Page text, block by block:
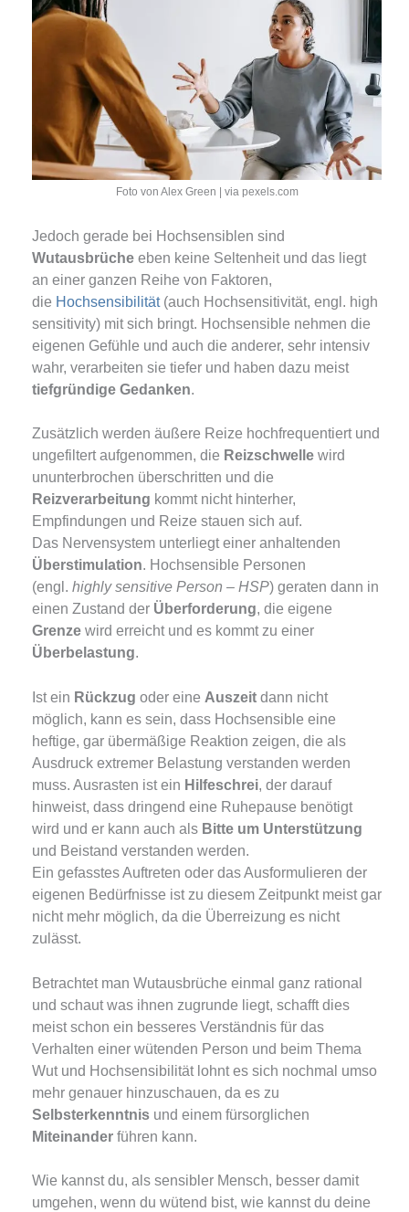
Foto von Alex Green | via pexels.com
Jedoch gerade bei Hochsensiblen sind
Wutausbrüche eben keine Seltenheit und das liegt
an einer ganzen Reihe von Faktoren,
die Hochsensibilität (auch Hochsensitivität, engl. high
sensitivity) mit sich bringt. Hochsensible nehmen die
eigenen Gefühle und auch die anderer, sehr intensiv
wahr, verarbeiten sie tiefer und haben dazu meist
tiefgründige Gedanken.
Zusätzlich werden äußere Reize hochfrequentiert und
ungefiltert aufgenommen, die Reizschwelle wird
ununterbrochen überschritten und die
Reizverarbeitung kommt nicht hinterher,
Empfindungen und Reize stauen sich auf.
Das Nervensystem unterliegt einer anhaltenden
Überstimulation. Hochsensible Personen
(engl. highly sensitive Person – HSP) geraten dann in
einen Zustand der Überforderung, die eigene
Grenze wird erreicht und es kommt zu einer
Überbelastung.
Ist ein Rückzug oder eine Auszeit dann nicht
möglich, kann es sein, dass Hochsensible eine
heftige, gar übermäßige Reaktion zeigen, die als
Ausdruck extremer Belastung verstanden werden
muss. Ausrasten ist ein Hilfeschrei, der darauf
hinweist, dass dringend eine Ruhepause benötigt
wird und er kann auch als Bitte um Unterstützung
und Beistand verstanden werden.
Ein gefasstes Auftreten oder das Ausformulieren der
eigenen Bedürfnisse ist zu diesem Zeitpunkt meist gar
nicht mehr möglich, da die Überreizung es nicht
zulässt.
Betrachtet man Wutausbrüche einmal ganz rational
und schaut was ihnen zugrunde liegt, schafft dies
meist schon ein besseres Verständnis für das
Verhalten einer wütenden Person und beim Thema
Wut und Hochsensibilität lohnt es sich nochmal umso
mehr genauer hinzuschauen, da es zu
Selbsterkenntnis und einem fürsorglichen
Miteinander führen kann.
Wie kannst du, als sensibler Mensch, besser damit
umgehen, wenn du wütend bist, wie kannst du deine